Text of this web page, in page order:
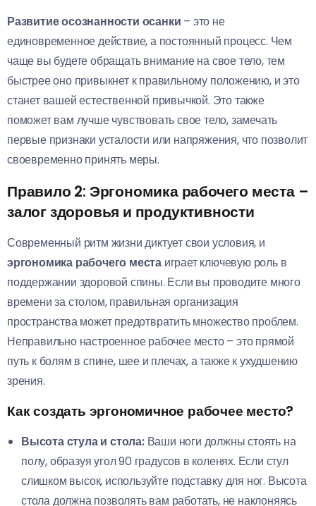
Развитие осознанности осанки – это не
единовременное действие, а постоянный процесс. Чем
чаще вы будете обращать внимание на свое тело, тем
быстрее оно привыкнет к правильному положению, и это
станет вашей естественной привычкой. Это также
поможет вам лучше чувствовать свое тело, замечать
первые признаки усталости или напряжения, что позволит
своевременно принять меры.
Правило 2: Эргономика рабочего места –
залог здоровья и продуктивности
Современный ритм жизни диктует свои условия, и
эргономика рабочего места играет ключевую роль в
поддержании здоровой спины. Если вы проводите много
времени за столом, правильная организация
пространства может предотвратить множество проблем.
Неправильно настроенное рабочее место – это прямой
путь к болям в спине, шее и плечах, а также к ухудшению
зрения.
Как создать эргономичное рабочее место?
Высота стула и стола:Ваши ноги должны стоять на
полу, образуя угол 90 градусов в коленях. Если стул
слишком высок, используйте подставку для ног. Высота
стола должна позволять вам работать, не наклоняясь